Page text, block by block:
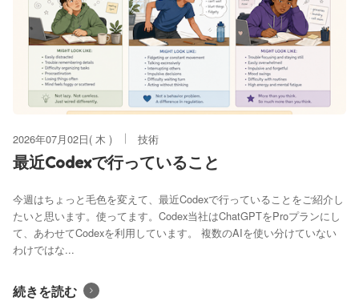
2026年07月02日( 木 ) 技術
最近Codexで行っていること
今週はちょっと毛色を変えて、最近Codexで行っていることをご紹介し
たいと思います。使ってます。Codex当社はChatGPTをProプランにし
て、あわせてCodexを利用しています。 複数のAIを使い分けていない
わけではな...
続きを読む